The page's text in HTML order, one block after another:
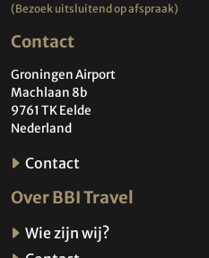
(Bezoek uitsluitend op afspraak)
Contact
Groningen Airport
Machlaan 8b
9761 TK Eelde
Nederland
Contact
Over BBI Travel
Wie zijn wij?